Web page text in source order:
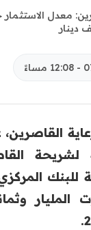
دينار
لشريحة
للبنك
المليار